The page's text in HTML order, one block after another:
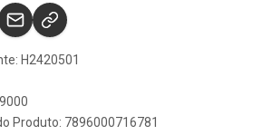
H2420501
Produto: 7896000716781